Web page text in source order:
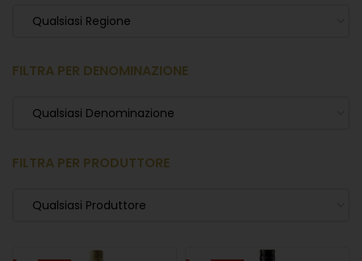
Qualsiasi Regione
FILTRA PER DENOMINAZIONE
Qualsiasi Denominazione
FILTRA PER PRODUTTORE
Qualsiasi Produttore